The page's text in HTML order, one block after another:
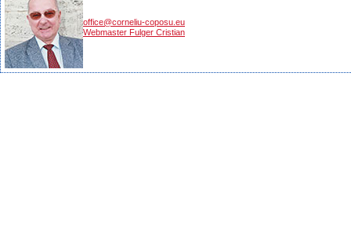
office@corneliu-coposu.eu
Webmaster Fulger Cristian